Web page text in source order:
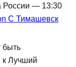
России — 13:30
C Тимашевск
быть
к Лучший